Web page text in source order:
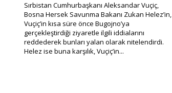
Sırbistan Cumhurbaşkanı Aleksandar Vuçiç,
Bosna Hersek Savunma Bakanı Zukan Helez’in,
Vuçiç’in kısa süre önce Bugojno’ya
gerçekleştirdiği ziyaretle ilgili iddialarını
reddederek bunları yalan olarak nitelendirdi.
Helez ise buna karşılık, Vuçiç’in...